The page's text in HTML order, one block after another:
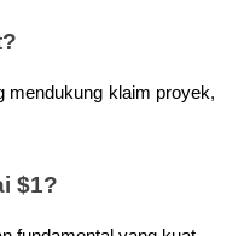
mendukung klaim proyek,
$1?